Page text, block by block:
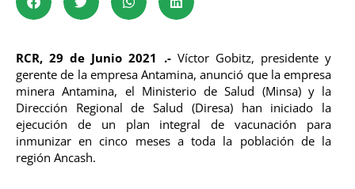
RCR, 29 de Junio 2021 .-Víctor Gobitz, presidente y
gerente de la empresa Antamina, anunció que la empresa
minera Antamina, el Ministerio de Salud (Minsa) y la
Dirección Regional de Salud (Diresa) han iniciado la
ejecución de un plan integral de vacunación para
inmunizar en cinco meses a toda la población de la
región Ancash.